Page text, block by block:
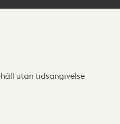
utan tidsangivelse